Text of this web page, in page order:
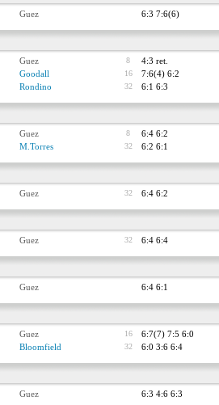
Guez 6:3 7:6(6)
Guez 8 4:3 ret.
Goodall 16 7:6(4) 6:2
Rondino 32 6:1 6:3
Guez 8 6:4 6:2
M.Torres 32 6:2 6:1
Guez 32 6:4 6:2
Guez 32 6:4 6:4
Guez 6:4 6:1
Guez 16 6:7(7) 7:5 6:0
Bloomfield 32 6:0 3:6 6:4
Guez 6:3 4:6 6:3